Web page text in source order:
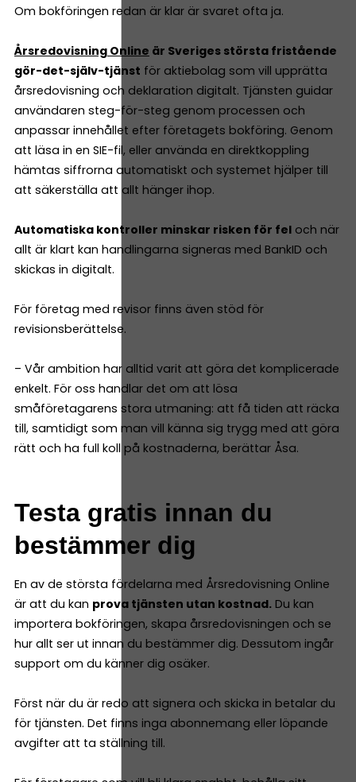
Om bokföringen redan är klar är svaret ofta ja.
Årsredovisning Online är Sveriges största fristående
gör-det-själv-tjänst för aktiebolag som vill upprätta
årsredovisning och deklaration digitalt. Tjänsten guidar
användaren steg-för-steg genom processen och
anpassar innehållet efter företagets bokföring. Genom
att läsa in en SIE-fil, eller använda en direktkoppling
hämtas siffrorna automatiskt och systemet hjälper till
att säkerställa att allt hänger ihop.
Automatiska kontroller minskar risken för fel och när
allt är klart kan handlingarna signeras med BankID och
skickas in digitalt.
För företag med revisor finns även stöd för
revisionsberättelse.
– Vår ambition har alltid varit att göra det komplicerade
enkelt. För oss handlar det om att lösa
småföretagarens stora utmaning: att få tiden att räcka
till, samtidigt som man vill känna sig trygg med att göra
rätt och ha full koll på kostnaderna, berättar Åsa.
Testa gratis innan du
bestämmer dig
En av de största fördelarna med Årsredovisning Online
är att du kan prova tjänsten utan kostnad. Du kan
importera bokföringen, skapa årsredovisningen och se
hur allt ser ut innan du bestämmer dig. Dessutom ingår
support om du känner dig osäker.
Först när du är redo att signera och skicka in betalar du
för tjänsten. Det finns inga abonnemang eller löpande
avgifter att ta ställning till.